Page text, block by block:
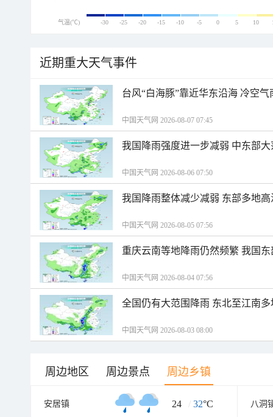
气温(℃) -30 -25 -20 -15 -10 -5 0 5 10
近期重大天气事件
台风“白海豚”靠近华东沿海 冷空
中国天气网 2026-08-07 07:45
我国降雨强度进一步减弱 中东部
中国天气网 2026-08-06 07:50
我国降雨整体减少减弱 东部多地
中国天气网 2026-08-05 07:56
重庆云南等地降雨仍然频繁 我国
中国天气网 2026-08-04 07:56
全国仍有大范围降雨 东北至江南
中国天气网 2026-08-03 08:00
周边地区 周边景点 周边乡镇
安居镇 24 / 32°C 八洞